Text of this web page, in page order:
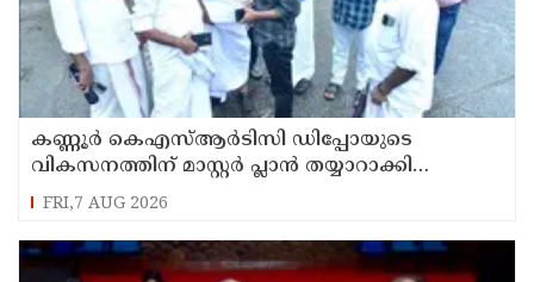
കണ്ണൂർ കെഎസ്ആർടിസി ഡിപ്പോയുടെ
വികസനത്തിന് മാസ്റ്റർ പ്ലാൻ തയ്യാറാക്കി
സമർപ്പിക്കും : ടി ഒ മോഹനൻ എം എൽ എ
FRI,7 AUG 2026